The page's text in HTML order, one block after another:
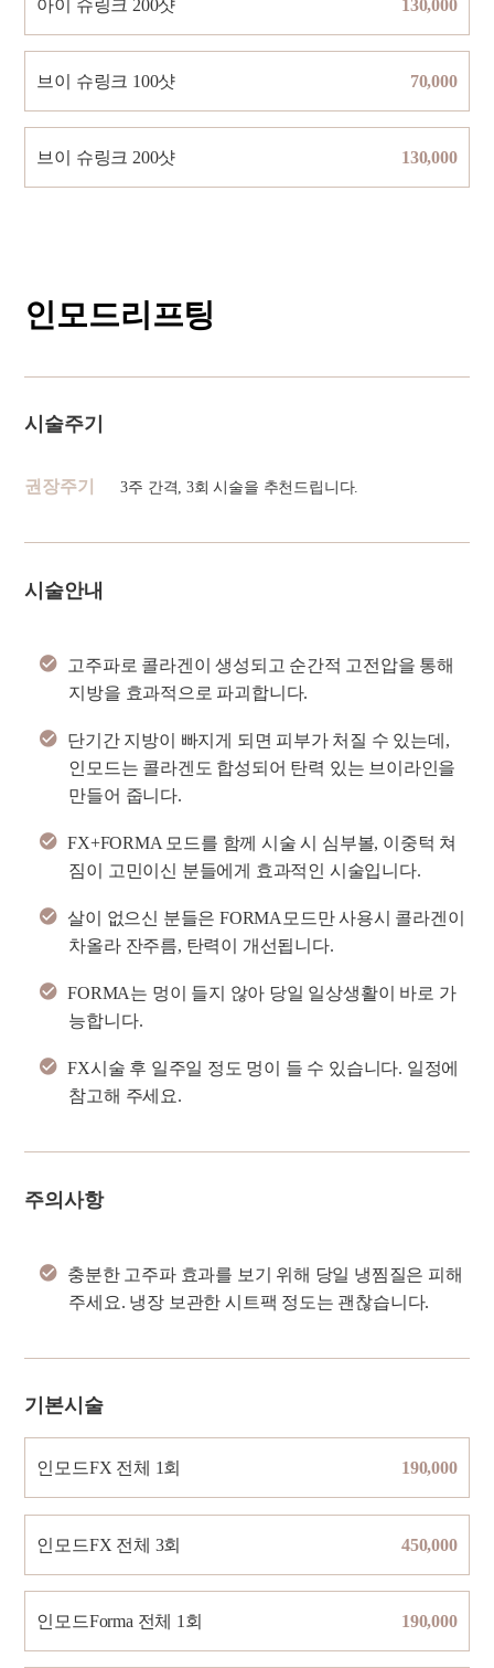
아이 슈링크 200샷 130,000
브이 슈링크 100샷 70,000
브이 슈링크 200샷 130,000
인모드리프팅
시술주기
권장주기 3주 간격, 3회 시술을 추천드립니다.
시술안내
고주파로 콜라겐이 생성되고 순간적 고전압을 통해
지방을 효과적으로 파괴합니다.
단기간 지방이 빠지게 되면 피부가 처질 수 있는데,
인모드는 콜라겐도 합성되어 탄력 있는 브이라인을
만들어 줍니다.
FX+FORMA 모드를 함께 시술 시 심부볼, 이중턱 쳐
짐이 고민이신 분들에게 효과적인 시술입니다.
살이 없으신 분들은 FORMA모드만 사용시 콜라겐이
차올라 잔주름, 탄력이 개선됩니다.
FORMA는 멍이 들지 않아 당일 일상생활이 바로 가
능합니다.
FX시술 후 일주일 정도 멍이 들 수 있습니다. 일정에
참고해 주세요.
주의사항
충분한 고주파 효과를 보기 위해 당일 냉찜질은 피해
주세요. 냉장 보관한 시트팩 정도는 괜찮습니다.
기본시술
인모드FX 전체 1회 190,000
인모드FX 전체 3회 450,000
인모드Forma 전체 1회 190,000